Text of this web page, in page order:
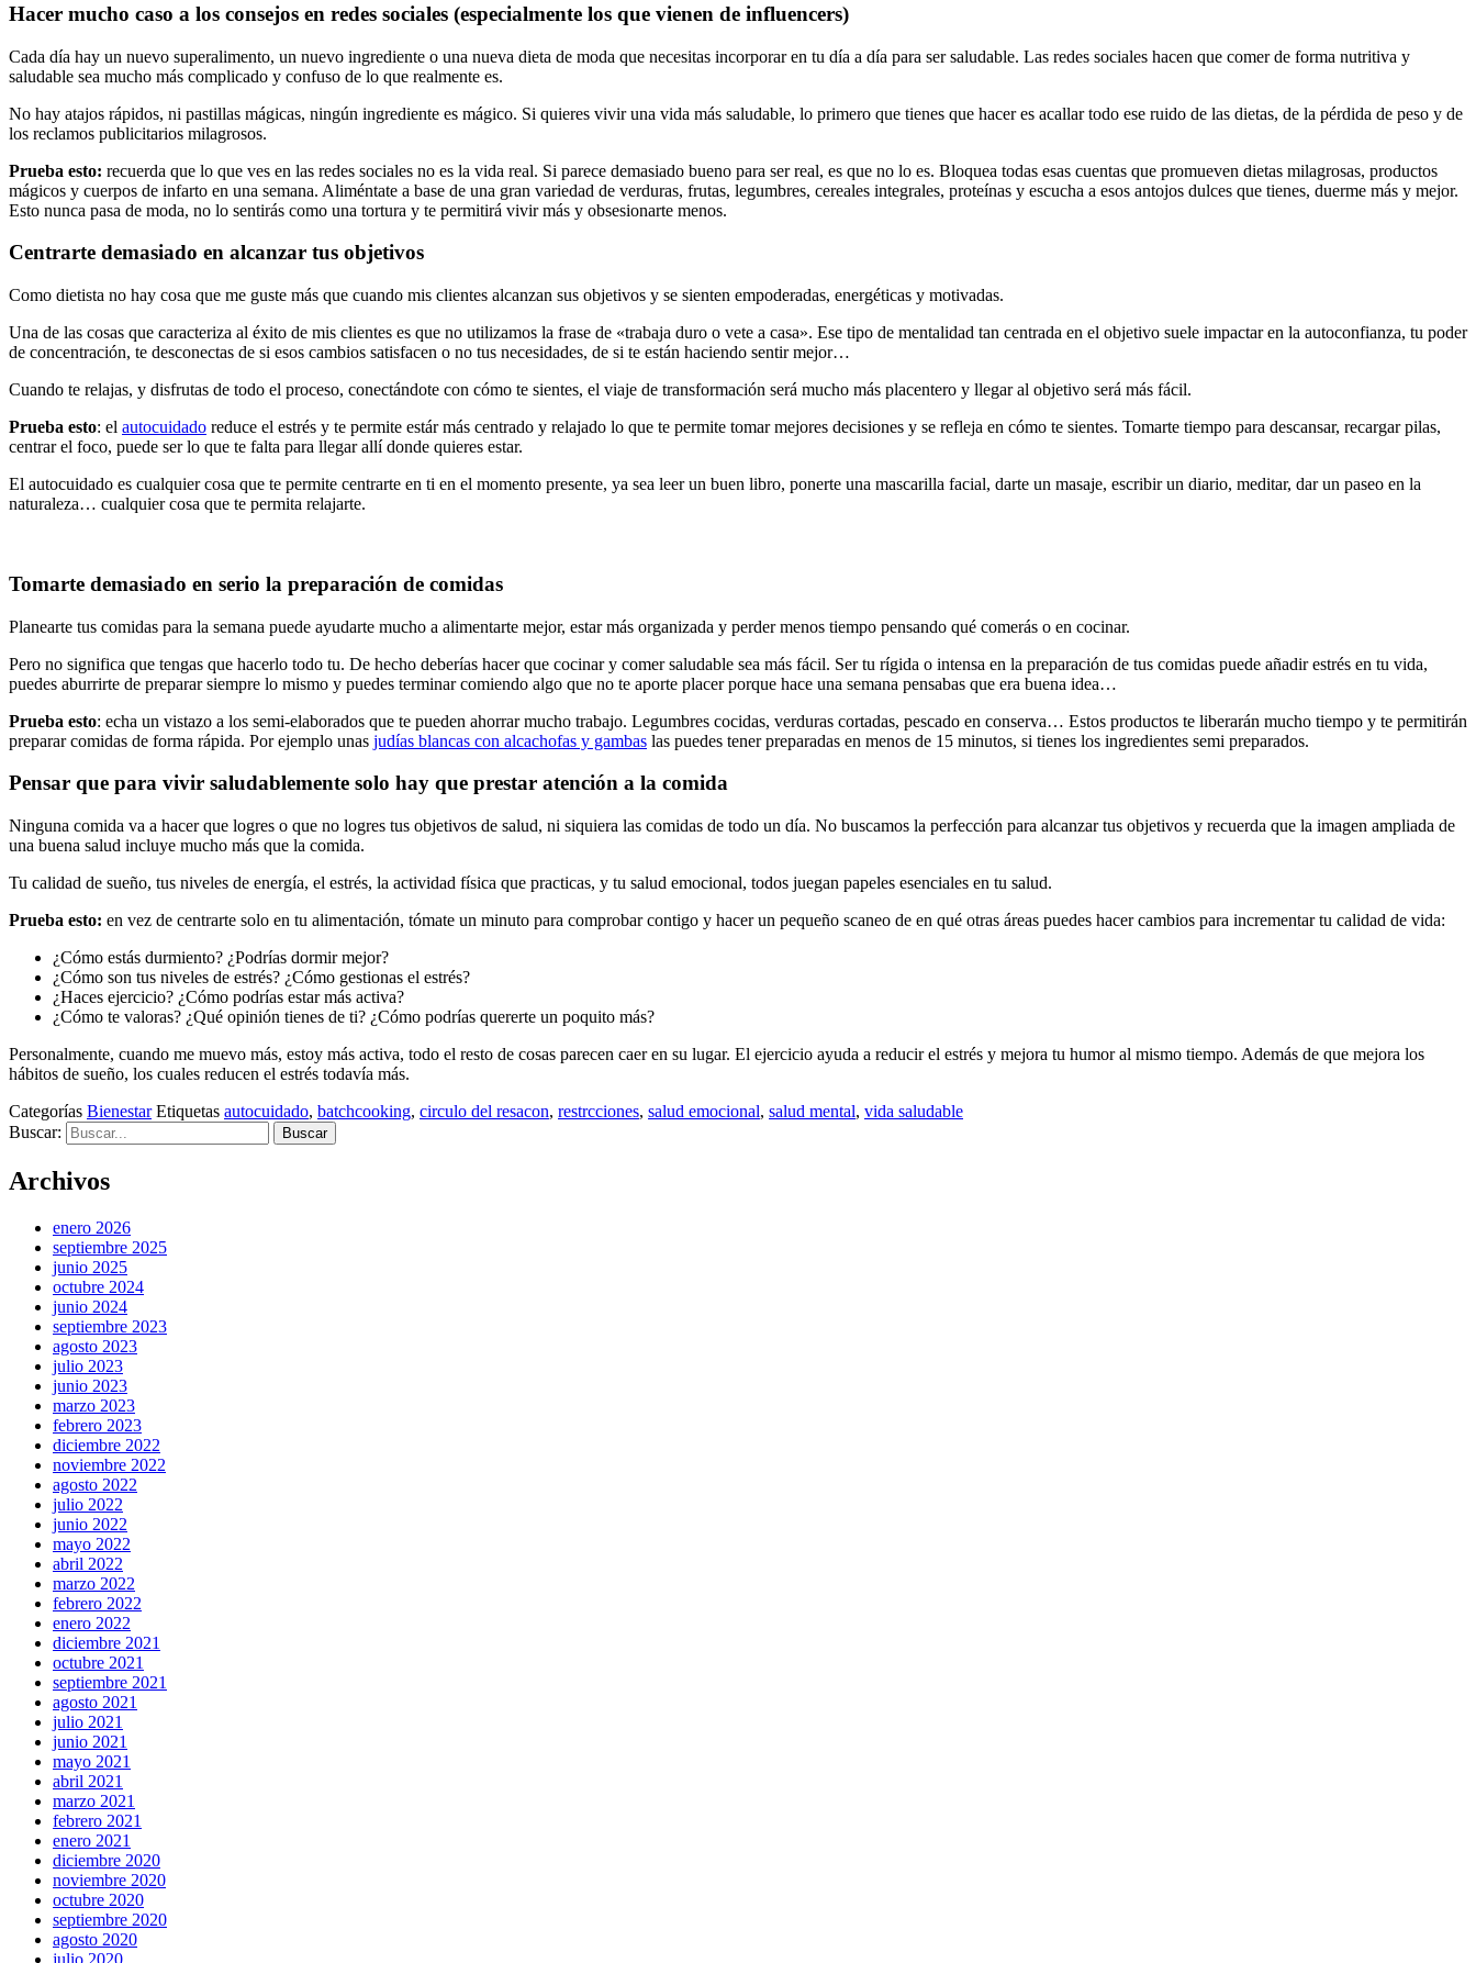
Hacer mucho caso a los consejos en redes sociales (especialmente los que vienen de influencers)
Cada día hay un nuevo superalimento, un nuevo ingrediente o una nueva dieta de moda que necesitas incorporar en tu día a día para ser saludable. Las redes sociales hacen que comer de forma nutritiva y
saludable sea mucho más complicado y confuso de lo que realmente es.
No hay atajos rápidos, ni pastillas mágicas, ningún ingrediente es mágico. Si quieres vivir una vida más saludable, lo primero que tienes que hacer es acallar todo ese ruido de las dietas, de la pérdida de peso y de
los reclamos publicitarios milagrosos.
Prueba esto: recuerda que lo que ves en las redes sociales no es la vida real. Si parece demasiado bueno para ser real, es que no lo es. Bloquea todas esas cuentas que promueven dietas milagrosas, productos
mágicos y cuerpos de infarto en una semana. Aliméntate a base de una gran variedad de verduras, frutas, legumbres, cereales integrales, proteínas y escucha a esos antojos dulces que tienes, duerme más y mejor.
Esto nunca pasa de moda, no lo sentirás como una tortura y te permitirá vivir más y obsesionarte menos.
Centrarte demasiado en alcanzar tus objetivos
Como dietista no hay cosa que me guste más que cuando mis clientes alcanzan sus objetivos y se sienten empoderadas, energéticas y motivadas.
Una de las cosas que caracteriza al éxito de mis clientes es que no utilizamos la frase de «trabaja duro o vete a casa». Ese tipo de mentalidad tan centrada en el objetivo suele impactar en la autoconfianza, tu poder
de concentración, te desconectas de si esos cambios satisfacen o no tus necesidades, de si te están haciendo sentir mejor…
Cuando te relajas, y disfrutas de todo el proceso, conectándote con cómo te sientes, el viaje de transformación será mucho más placentero y llegar al objetivo será más fácil.
Prueba esto: el autocuidado reduce el estrés y te permite estár más centrado y relajado lo que te permite tomar mejores decisiones y se refleja en cómo te sientes. Tomarte tiempo para descansar, recargar pilas,
centrar el foco, puede ser lo que te falta para llegar allí donde quieres estar.
El autocuidado es cualquier cosa que te permite centrarte en ti en el momento presente, ya sea leer un buen libro, ponerte una mascarilla facial, darte un masaje, escribir un diario, meditar, dar un paseo en la
naturaleza… cualquier cosa que te permita relajarte.
Tomarte demasiado en serio la preparación de comidas
Planearte tus comidas para la semana puede ayudarte mucho a alimentarte mejor, estar más organizada y perder menos tiempo pensando qué comerás o en cocinar.
Pero no significa que tengas que hacerlo todo tu. De hecho deberías hacer que cocinar y comer saludable sea más fácil. Ser tu rígida o intensa en la preparación de tus comidas puede añadir estrés en tu vida,
puedes aburrirte de preparar siempre lo mismo y puedes terminar comiendo algo que no te aporte placer porque hace una semana pensabas que era buena idea…
Prueba esto: echa un vistazo a los semi-elaborados que te pueden ahorrar mucho trabajo. Legumbres cocidas, verduras cortadas, pescado en conserva… Estos productos te liberarán mucho tiempo y te permitirán
preparar comidas de forma rápida. Por ejemplo unas judías blancas con alcachofas y gambas las puedes tener preparadas en menos de 15 minutos, si tienes los ingredientes semi preparados.
Pensar que para vivir saludablemente solo hay que prestar atención a la comida
Ninguna comida va a hacer que logres o que no logres tus objetivos de salud, ni siquiera las comidas de todo un día. No buscamos la perfección para alcanzar tus objetivos y recuerda que la imagen ampliada de
una buena salud incluye mucho más que la comida.
Tu calidad de sueño, tus niveles de energía, el estrés, la actividad física que practicas, y tu salud emocional, todos juegan papeles esenciales en tu salud.
Prueba esto: en vez de centrarte solo en tu alimentación, tómate un minuto para comprobar contigo y hacer un pequeño scaneo de en qué otras áreas puedes hacer cambios para incrementar tu calidad de vida:
¿Cómo estás durmiento? ¿Podrías dormir mejor?
¿Cómo son tus niveles de estrés? ¿Cómo gestionas el estrés?
¿Haces ejercicio? ¿Cómo podrías estar más activa?
¿Cómo te valoras? ¿Qué opinión tienes de ti? ¿Cómo podrías quererte un poquito más?
Personalmente, cuando me muevo más, estoy más activa, todo el resto de cosas parecen caer en su lugar. El ejercicio ayuda a reducir el estrés y mejora tu humor al mismo tiempo. Además de que mejora los
hábitos de sueño, los cuales reducen el estrés todavía más.
Categorías Bienestar Etiquetas autocuidado, batchcooking, circulo del resacon, restrcciones, salud emocional, salud mental, vida saludable
Buscar:
Archivos
enero 2026
septiembre 2025
junio 2025
octubre 2024
junio 2024
septiembre 2023
agosto 2023
julio 2023
junio 2023
marzo 2023
febrero 2023
diciembre 2022
noviembre 2022
agosto 2022
julio 2022
junio 2022
mayo 2022
abril 2022
marzo 2022
febrero 2022
enero 2022
diciembre 2021
octubre 2021
septiembre 2021
agosto 2021
julio 2021
junio 2021
mayo 2021
abril 2021
marzo 2021
febrero 2021
enero 2021
diciembre 2020
noviembre 2020
octubre 2020
septiembre 2020
agosto 2020
julio 2020